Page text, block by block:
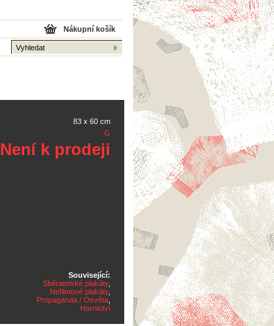
Nákupní košík
83 x 60 cm
G
Není k prodeji
Související:
Sběratelské plakáty,
Nefilmové plakáty,
Propaganda / Osvěta
Hornictví